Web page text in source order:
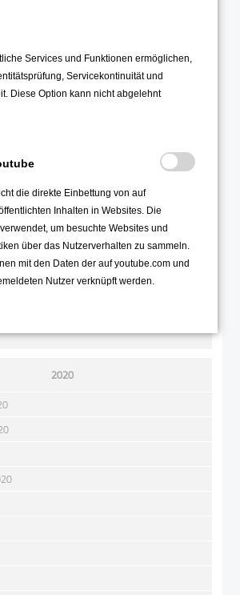
2020
Services und Funktionen ermöglichen,
Servicekontinuität und
Diese Option kann nicht abgelehnt
die direkte Einbettung von auf
Inhalten in Websites. Die
um besuchte Websites und
über das Nutzerverhalten zu sammeln.
mit den Daten der auf youtube.com und
Nutzer verknüpft werden.